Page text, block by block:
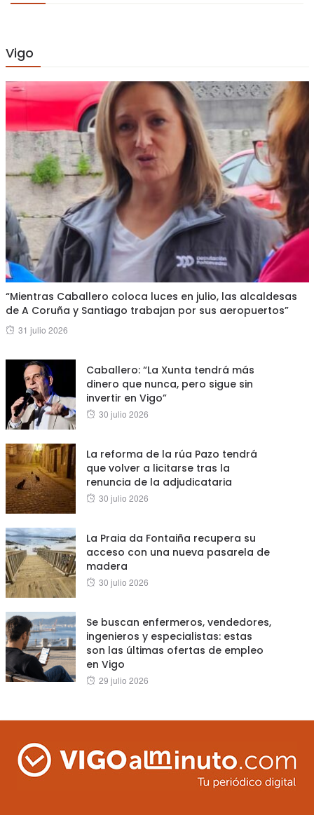
Vigo
“Mientras Caballero coloca luces en julio, las alcaldesas
de A Coruña y Santiago trabajan por sus aeropuertos”
Posted
31 julio 2026
Caballero: “La Xunta tendrá más
dinero que nunca, pero sigue sin
invertir en Vigo”
Posted
30 julio 2026
La reforma de la rúa Pazo tendrá
que volver a licitarse tras la
renuncia de la adjudicataria
Posted
30 julio 2026
La Praia da Fontaiña recupera su
acceso con una nueva pasarela de
madera
Posted
30 julio 2026
Se buscan enfermeros, vendedores,
ingenieros y especialistas: estas
son las últimas ofertas de empleo
en Vigo
Posted
29 julio 2026